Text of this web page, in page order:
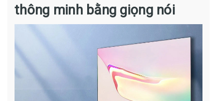
thông minh bằng giọng nói